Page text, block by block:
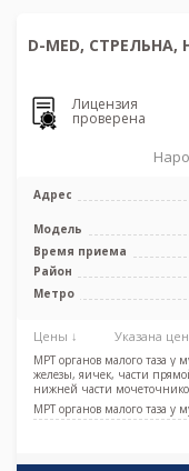
D-MED,
Лицензия
проверена
Адрес
Модель
Время приема
Район
Метро
Цены ↓ Указана
МРТ органов малого таза
железы, яичек, части
нижней части
МРТ органов малого таза у